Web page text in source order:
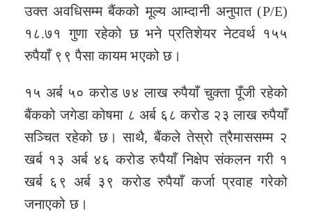
उक्त अवधिसम्म बैंकको मूल्य आम्दानी अनुपात (P/E)
१८.७१ गुणा रहेको छ भने प्रतिशेयर नेटवर्थ १५५
रुपैयाँ ९९ पैसा कायम भएको छ।
१५ अर्ब ५० करोड ७४ लाख रुपैयाँ चुक्ता पूँजी रहेको
बैंकको जगेडा कोषमा ८ अर्ब ६८ करोड २३ लाख रुपैयाँ
सञ्चित रहेको छ। साथै, बैंकले तेस्रो त्रैमाससम्म २
खर्ब १३ अर्ब ४६ करोड रुपैयाँ निक्षेप संकलन गरी १
खर्ब ६९ अर्ब ३९ करोड रुपैयाँ कर्जा प्रवाह गरेको
जनाएको छ।